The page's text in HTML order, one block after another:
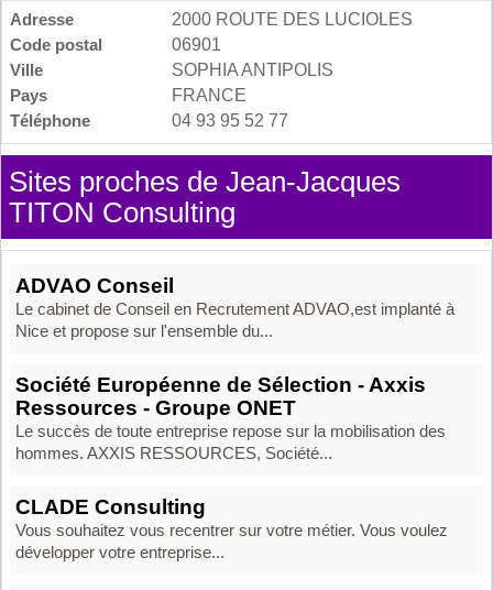
Adresse
2000 ROUTE DES LUCIOLES
Code postal
06901
Ville
SOPHIA ANTIPOLIS
Pays
FRANCE
Téléphone
04 93 95 52 77
Sites proches de Jean-Jacques
TITON Consulting
ADVAO Conseil
Le cabinet de Conseil en Recrutement ADVAO,est implanté à
Nice et propose sur l'ensemble du...
Société Européenne de Sélection - Axxis
Ressources - Groupe ONET
Le succès de toute entreprise repose sur la mobilisation des
hommes. AXXIS RESSOURCES, Société...
CLADE Consulting
Vous souhaitez vous recentrer sur votre métier. Vous voulez
développer votre entreprise...